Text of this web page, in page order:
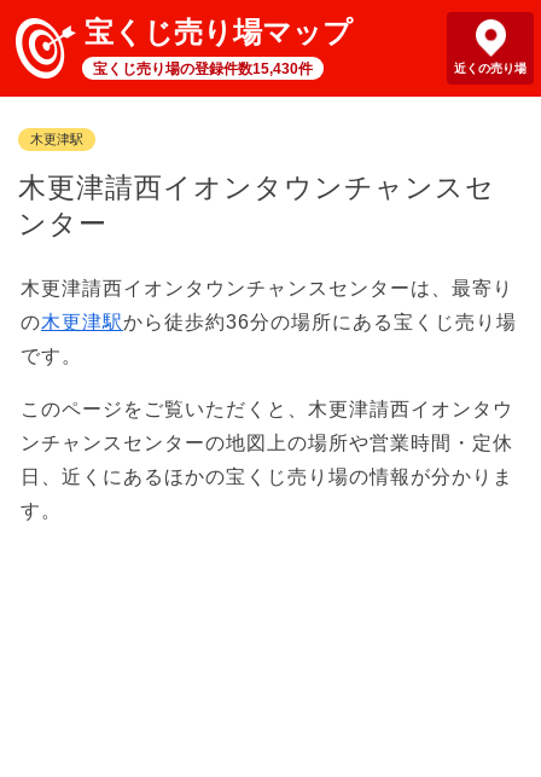
宝くじ売り場マップ
宝くじ売り場の登録件数15,430件 近くの売り場
木更津駅
木更津請西イオンタウンチャンスセ
ンター
木更津請西イオンタウンチャンスセンターは、最寄り
の木更津駅から徒歩約36分の場所にある宝くじ売り場
です。
このページをご覧いただくと、木更津請西イオンタウ
ンチャンスセンターの地図上の場所や営業時間・定休
日、近くにあるほかの宝くじ売り場の情報が分かりま
す。